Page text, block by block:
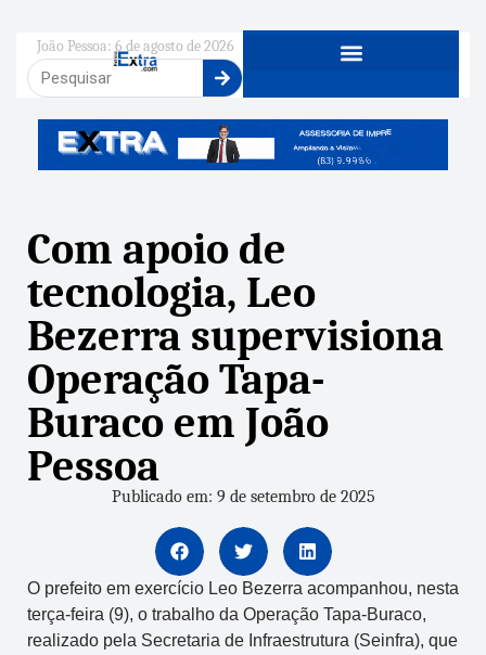
João Pessoa: 6 de agosto de 2026
Com apoio de
tecnologia, Leo
Bezerra supervisiona
Operação Tapa-
Buraco em João
Pessoa
Publicado em: 9 de setembro de 2025
O prefeito em exercício Leo Bezerra acompanhou, nesta
terça-feira (9), o trabalho da Operação Tapa-Buraco,
realizado pela Secretaria de Infraestrutura (Seinfra), que